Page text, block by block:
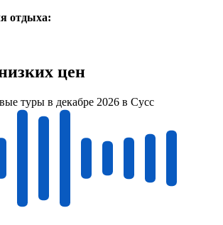
отдыха:
цен
туры в декабре 2026 в Сусс